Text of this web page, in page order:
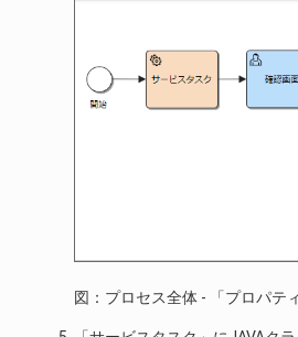
図：プロセス全体 - 「プロパテ